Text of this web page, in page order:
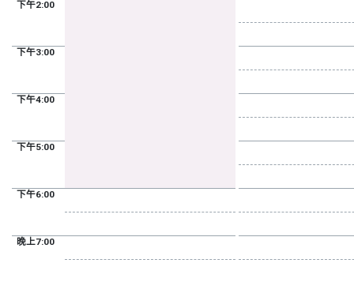
下午2:00
下午3:00
下午4:00
下午5:00
下午6:00
晚上7:00